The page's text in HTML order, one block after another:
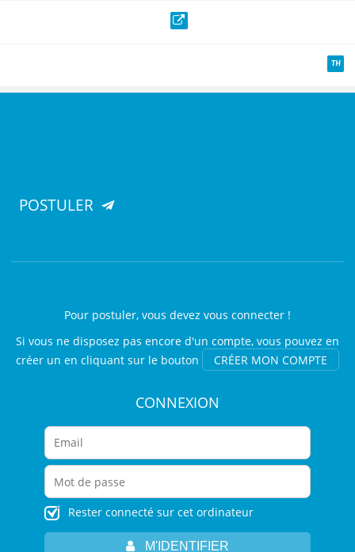
POSTULER
Pour postuler, vous devez vous connecter !
Si vous ne disposez pas encore d'un compte, vous pouvez en
créer un en cliquant sur le bouton
CRÉER MON COMPTE
CONNEXION
Rester connecté sur cet ordinateur
M'IDENTIFIER